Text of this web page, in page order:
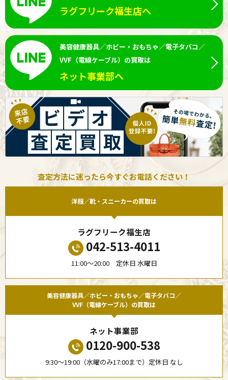
ラグフリーク福生店へ
美容健康器具／ホビー・おもちゃ／電子タバコ／
VVF（電線ケーブル）の買取は
ネット事業部へ
査定方法に迷ったら今すぐお電話ください！
洋服／靴・スニーカーの買取は
ラグフリーク福生店
042-513-4011
11:00〜20:00 定休日 水曜日
美容健康器具／ホビー・おもちゃ／電子タバコ／
VVF（電線ケーブル）の買取は
ネット事業部
0120-900-538
9:30〜19:00（水曜のみ17:00まで）定休日 なし